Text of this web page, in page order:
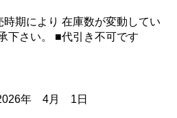
期により 在庫数が変動してい
下さい。 ■代引き不可です
年 4月 1日